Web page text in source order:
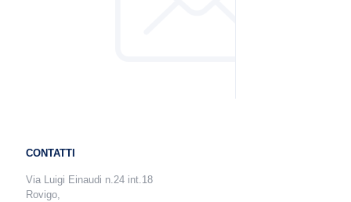
CONTATTI
Via Luigi Einaudi n.24 int.18
Rovigo,